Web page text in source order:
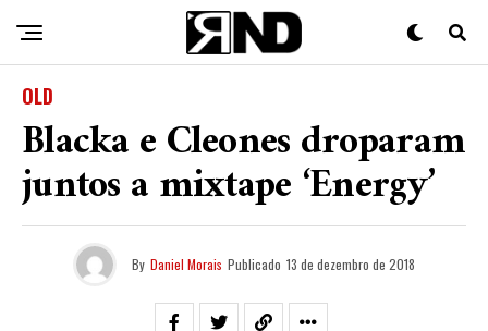
OLD
Blacka e Cleones droparam
juntos a mixtape ‘Energy’
By Daniel Morais Publicado 13 de dezembro de 2018